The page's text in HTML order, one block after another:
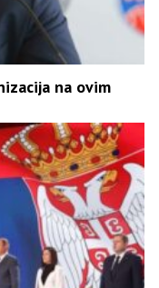
na ovim